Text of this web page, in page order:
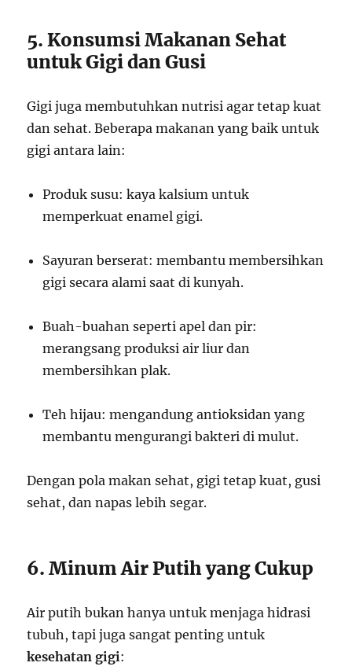
5. Konsumsi Makanan Sehat
untuk Gigi dan Gusi
Gigi juga membutuhkan nutrisi agar tetap kuat
dan sehat. Beberapa makanan yang baik untuk
gigi antara lain:
Produk susu: kaya kalsium untuk
memperkuat enamel gigi.
Sayuran berserat: membantu membersihkan
gigi secara alami saat di kunyah.
Buah-buahan seperti apel dan pir:
merangsang produksi air liur dan
membersihkan plak.
Teh hijau: mengandung antioksidan yang
membantu mengurangi bakteri di mulut.
Dengan pola makan sehat, gigi tetap kuat, gusi
sehat, dan napas lebih segar.
6. Minum Air Putih yang Cukup
Air putih bukan hanya untuk menjaga hidrasi
tubuh, tapi juga sangat penting untuk
kesehatan gigi: